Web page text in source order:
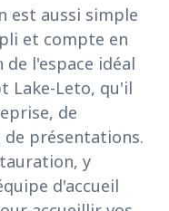
est aussi simple
et compte en
l'espace idéal
Lake-Leto, qu'il
de
présentations.
y
d'accueil